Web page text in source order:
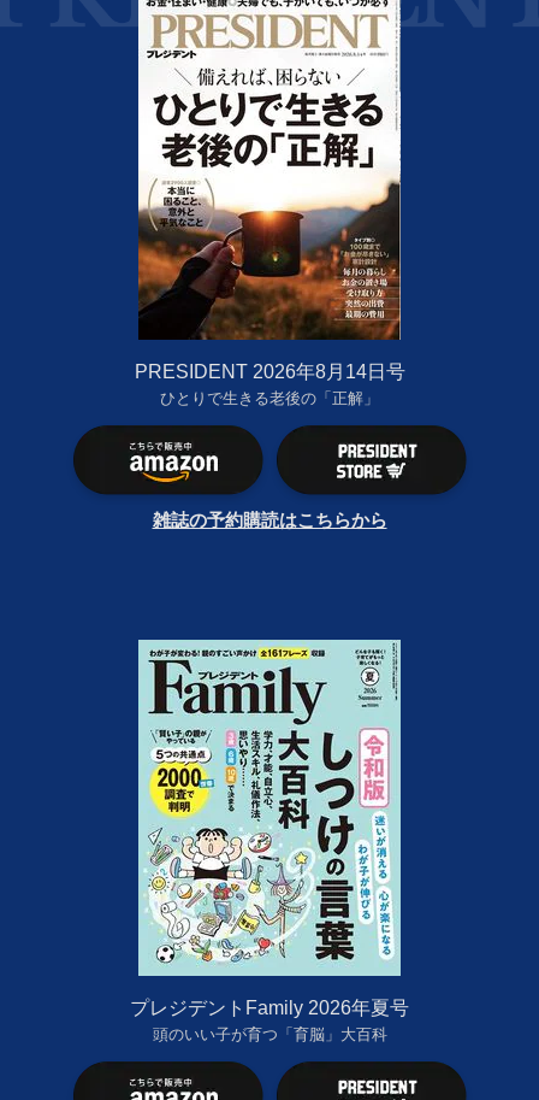
PRESIDENT 2026年8月14日号
ひとりで生きる老後の「正解」
雑誌の予約購読はこちらから
プレジデントFamily 2026年夏号
頭のいい子が育つ「育脳」大百科